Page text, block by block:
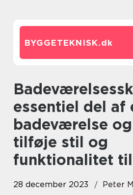
BYGGETEKNISK.dk
Badeværelsesskabe er en
essentiel del af
badeværelse
tilføje stil og
funktionalitet
28 december 2023
Peter